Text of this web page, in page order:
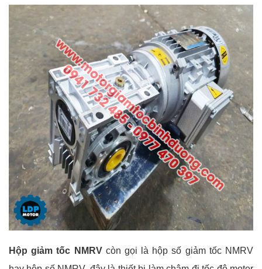
Hộp giảm tốc NMRVcòn gọi là hộp số giảm tốc NMRV